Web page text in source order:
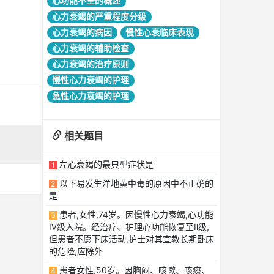
心力衰竭的严重程度分级
心力衰竭的病因
慢性心衰临床表现
心力衰竭的辅助检查
心力衰竭的治疗原则
慢性心力衰竭的护理
急性心力衰竭的护理
相关题目
1 左心衰竭的最典型症状是
2 以下易发生洋地黄中毒的原因中不正确的
是
3 患者,女性,74岁。因慢性心力衰竭,心功能
Ⅳ级入院。经治疗、护理心功能恢复至Ⅱ级,
但患者不愿下床活动,护士对其宣教长期卧床
的危险,应除外
4 患者女性,50岁。因胸闷、咳嗽、咳痰、